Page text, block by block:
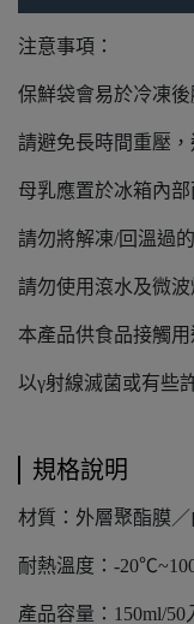
注意事項：
保鮮袋會易於冷凍
請避免長時間重壓，
母乳應置於冰箱內
請勿將解凍/回溫過
請勿使用滾水及微
本產品供食品接觸
以γ射線滅菌或有些
規格說明
材質：外層聚酯膜／
耐熱溫度：-
產品容量：150ml/50